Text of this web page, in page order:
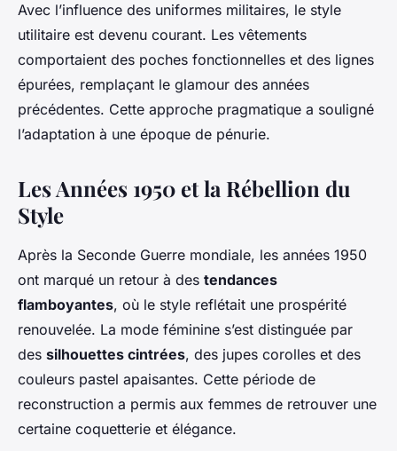
Avec l’influence des uniformes militaires, le style
utilitaire est devenu courant. Les vêtements
comportaient des poches fonctionnelles et des lignes
épurées, remplaçant le glamour des années
précédentes. Cette approche pragmatique a souligné
l’adaptation à une époque de pénurie.
Les Années 1950 et la Rébellion du
Style
Après la Seconde Guerre mondiale, les années 1950
ont marqué un retour à des tendances
flamboyantes, où le style reflétait une prospérité
renouvelée. La mode féminine s’est distinguée par
des silhouettes cintrées, des jupes corolles et des
couleurs pastel apaisantes. Cette période de
reconstruction a permis aux femmes de retrouver une
certaine coquetterie et élégance.